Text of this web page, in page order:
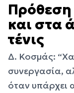
και στα
τένις
Δ. Κοσμάς:
συνεργασία,
όταν υπάρχει